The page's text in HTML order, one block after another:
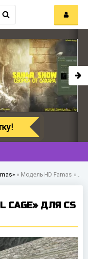
» Модель HD Famas «Roll Cage» для CS 1.6
CAGE» ДЛЯ CS